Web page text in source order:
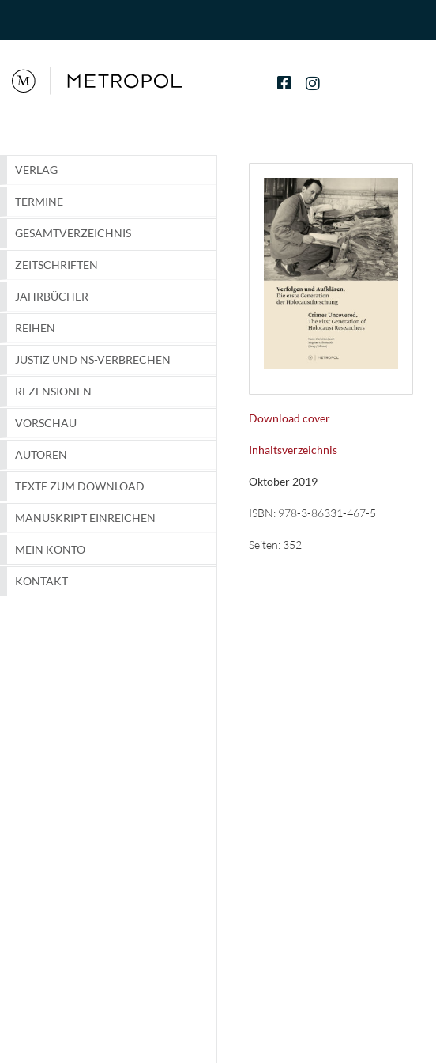
VERLAG
TERMINE
GESAMTVERZEICHNIS
ZEITSCHRIFTEN
JAHRBÜCHER
REIHEN
JUSTIZ UND NS-VERBRECHEN
REZENSIONEN
VORSCHAU
AUTOREN
TEXTE ZUM DOWNLOAD
MANUSKRIPT EINREICHEN
MEIN KONTO
KONTAKT
Download cover
Inhaltsverzeichnis
Oktober 2019
ISBN: 978-3-86331-467-5
Seiten: 352